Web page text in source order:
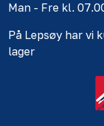
Man - Fre kl.
På Lepsøy har vi
lager